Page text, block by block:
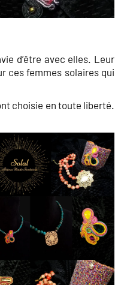
d’être avec elles. Leur
ces femmes solaires qui
choisie en toute liberté.